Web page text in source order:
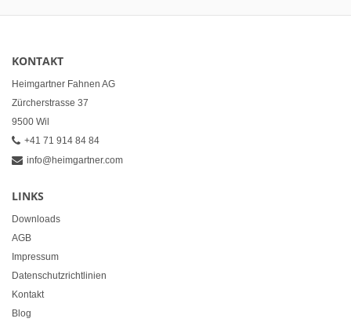
KONTAKT
Heimgartner Fahnen AG
Zürcherstrasse 37
9500 Wil
+41 71 914 84 84
info@heimgartner.com
LINKS
Downloads
AGB
Impressum
Datenschutzrichtlinien
Kontakt
Blog